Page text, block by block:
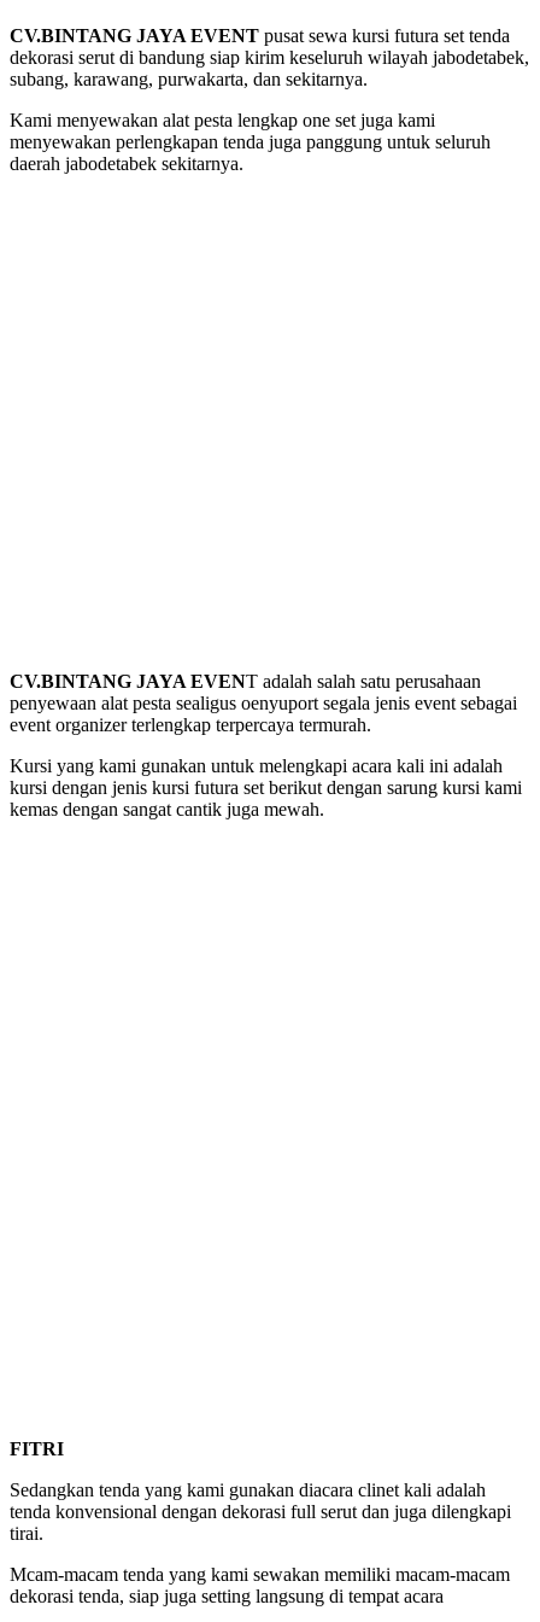
CV.BINTANG JAYA EVENT pusat sewa kursi futura set tenda
dekorasi serut di bandung siap kirim keseluruh wilayah jabodetabek,
subang, karawang, purwakarta, dan sekitarnya.
Kami menyewakan alat pesta lengkap one set juga kami
menyewakan perlengkapan tenda juga panggung untuk seluruh
daerah jabodetabek sekitarnya.
CV.BINTANG JAYA EVENT adalah salah satu perusahaan
penyewaan alat pesta sealigus oenyuport segala jenis event sebagai
event organizer terlengkap terpercaya termurah.
Kursi yang kami gunakan untuk melengkapi acara kali ini adalah
kursi dengan jenis kursi futura set berikut dengan sarung kursi kami
kemas dengan sangat cantik juga mewah.
FITRI
Sedangkan tenda yang kami gunakan diacara clinet kali adalah
tenda konvensional dengan dekorasi full serut dan juga dilengkapi
tirai.
Mcam-macam tenda yang kami sewakan memiliki macam-macam
dekorasi tenda, siap juga setting langsung di tempat acara